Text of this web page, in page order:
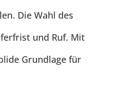
Die Wahl des
und Ruf. Mit
Grundlage für